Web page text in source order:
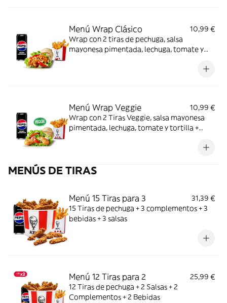
Menú Wrap Clásico
10,99 €
Wrap con 2 tiras de pechuga, salsa
mayonesa pimentada, lechuga, tomate y
Menú Wrap Veggie
10,99 €
Wrap con 2 Tiras Veggie, salsa mayonesa
pimentada, lechuga, tomate y tortilla +
MENÚS DE TIRAS
Menú 15 Tiras para 3
31,39 €
15 Tiras de pechuga + 3 complementos + 3
bebidas + 3 salsas
Menú 12 Tiras para 2
25,99 €
12 Tiras de pechuga + 2 Salsas + 2
Complementos + 2 Bebidas